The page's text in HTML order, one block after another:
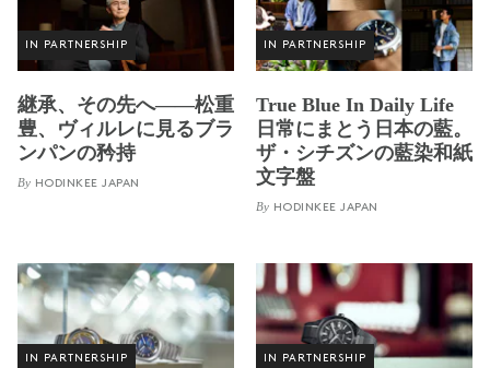
IN PARTNERSHIP
継承、その先へ——松重
豊、ヴィルレに見るブラ
ンパンの矜持
By HODINKEE JAPAN
IN PARTNERSHIP
True Blue In Daily Life
日常にまとう日本の藍。
ザ・シチズンの藍染和紙
文字盤
By HODINKEE JAPAN
IN PARTNERSHIP IN PARTNERSHIP